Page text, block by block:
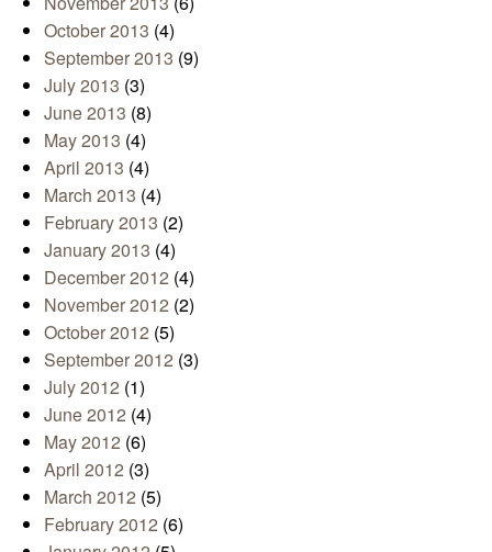
October 2013 (4)
September 2013 (9)
July 2013 (3)
June 2013 (8)
May 2013 (4)
April 2013 (4)
March 2013 (4)
February 2013 (2)
January 2013 (4)
December 2012 (4)
November 2012 (2)
October 2012 (5)
September 2012 (3)
July 2012 (1)
June 2012 (4)
May 2012 (6)
April 2012 (3)
March 2012 (5)
February 2012 (6)